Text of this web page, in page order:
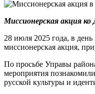
Миссионерская акция
28 июля 2025 года, в день
миссионерская акция,
По просьбе Управы
мероприятия
русской культуры и